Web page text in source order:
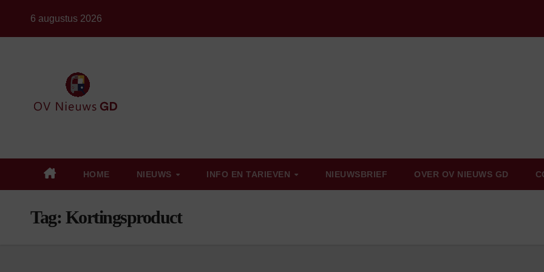
6 augustus 2026
HOME NIEUWS INFO EN TARIEVEN NIEUWSBRIEF OVER OV NIEUWS GD
Tag: Kortingsproduct